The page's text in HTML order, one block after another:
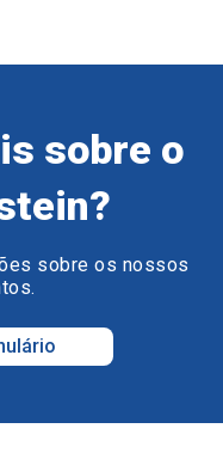
sobre o
sobre os nossos